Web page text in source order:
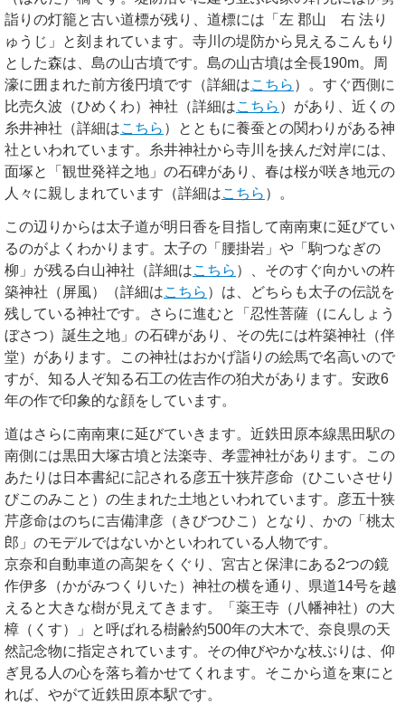
詣りの灯籠と古い道標が残り、道標には「左 郡山 右 法り
ゅうじ」と刻まれています。寺川の堤防から見えるこんもり
とした森は、島の山古墳です。島の山古墳は全長190m。周
濠に囲まれた前方後円墳です（詳細はこちら ）。すぐ西側に
比売久波（ひめくわ）神社（詳細はこちら ）があり、近くの
糸井神社（詳細はこちら ）とともに養蚕との関わりがある神
社といわれています。糸井神社から寺川を挟んだ対岸には、
面塚と「観世発祥之地」の石碑があり、春は桜が咲き地元の
人々に親しまれています（詳細はこちら ）。
この辺りからは太子道が明日香を目指して南南東に延びてい
るのがよくわかります。太子の「腰掛岩」や「駒つなぎの
柳」が残る白山神社（詳細はこちら ）、そのすぐ向かいの杵
築神社（屏風）（詳細はこちら ）は、どちらも太子の伝説を
残している神社です。さらに進むと「忍性菩薩（にんしょう
ぼさつ）誕生之地」の石碑があり、その先には杵築神社（伴
堂）があります。この神社はおかげ詣りの絵馬で名高いので
すが、知る人ぞ知る石工の佐吉作の狛犬があります。安政6
年の作で印象的な顔をしています。
道はさらに南南東に延びていきます。近鉄田原本線黒田駅の
南側には黒田大塚古墳と法楽寺、孝霊神社があります。この
あたりは日本書紀に記される彦五十狭芹彦命（ひこいさせり
びこのみこと）の生まれた土地といわれています。彦五十狭
芹彦命はのちに吉備津彦（きびつひこ）となり、かの「桃太
郎」のモデルではないかといわれている人物です。
京奈和自動車道の高架をくぐり、宮古と保津にある2つの鏡
作伊多（かがみつくりいた）神社の横を通り、県道14号を越
えると大きな樹が見えてきます。「薬王寺（八幡神社）の大
樟（くす）」と呼ばれる樹齢約500年の大木で、奈良県の天
然記念物に指定されています。その伸びやかな枝ぶりは、仰
ぎ見る人の心を落ち着かせてくれます。そこから道を東にと
れば、やがて近鉄田原本駅です。